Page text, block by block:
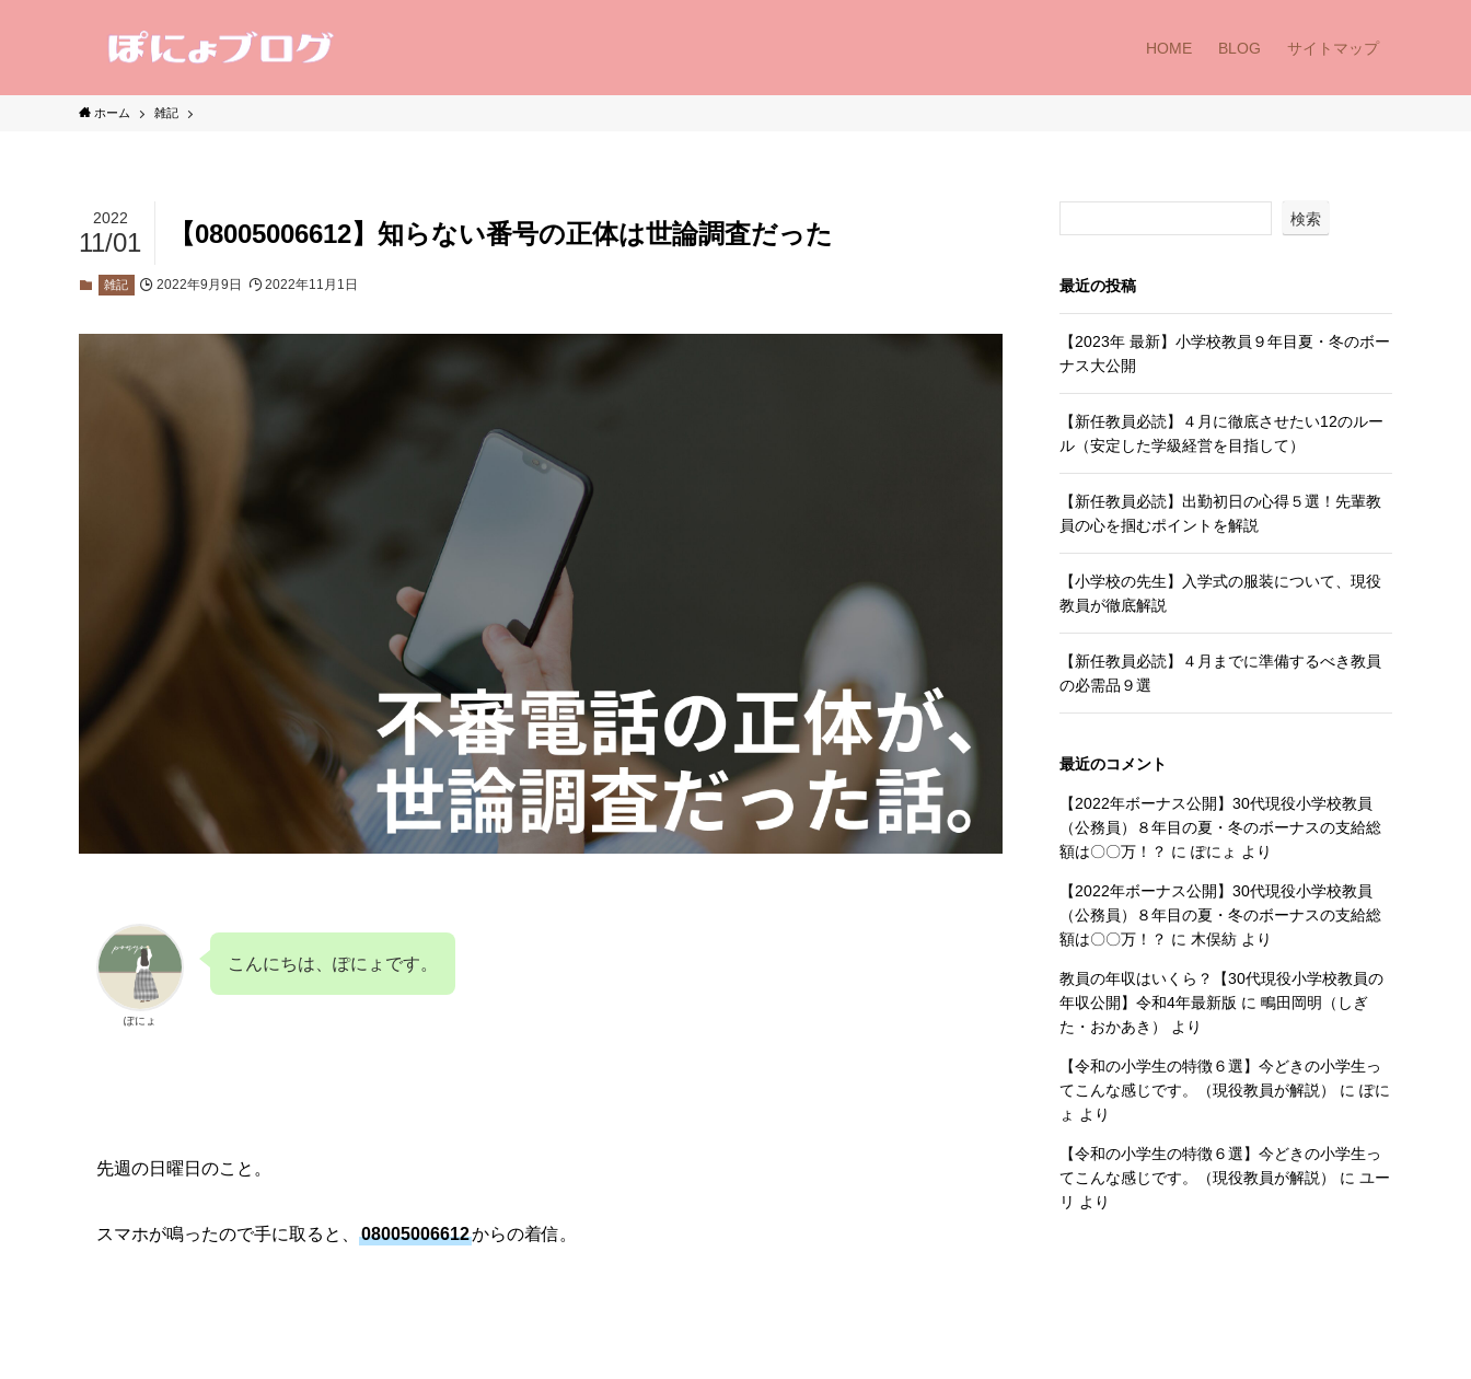
HOME BLOG サイトマップ
ホーム 雑記
【08005006612】知らない番号の正体は世論調査だった
2022
11/01
雑記 2022年9月9日 2022年11月1日
ぽにょ
こんにちは、ぽにょです。
先週の日曜日のこと。
スマホが鳴ったので手に取ると、 08005006612からの着信。
検索
最近の投稿
【2023年 最新】小学校教員９年目夏・冬のボー
ナス大公開
【新任教員必読】４月に徹底させたい12のルー
ル（安定した学級経営を目指して）
【新任教員必読】出勤初日の心得５選！先輩教
員の心を掴むポイントを解説
【小学校の先生】入学式の服装について、現役
教員が徹底解説
【新任教員必読】４月までに準備するべき教員
の必需品９選
最近のコメント
【2022年ボーナス公開】30代現役小学校教員
（公務員）８年目の夏・冬のボーナスの支給総
額は〇〇万！？ に ぽにょ より
【2022年ボーナス公開】30代現役小学校教員
（公務員）８年目の夏・冬のボーナスの支給総
額は〇〇万！？ に 木俣紡 より
教員の年収はいくら？【30代現役小学校教員の
年収公開】令和4年最新版 に 鴫田岡明（しぎ
た・おかあき）
より
【令和の小学生の特徴６選】今どきの小学生っ
てこんな感じです。（現役教員が解説）
に ぽに
ょ より
【令和の小学生の特徴６選】今どきの小学生っ
てこんな感じです。（現役教員が解説）
に ユー
リ より